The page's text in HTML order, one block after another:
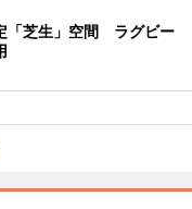
「芝生」空間 ラグビー